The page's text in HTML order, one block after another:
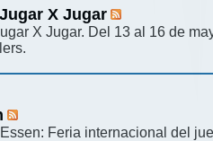
X Jugar
X Jugar. Del 13 al 16 de
Feria internacional del